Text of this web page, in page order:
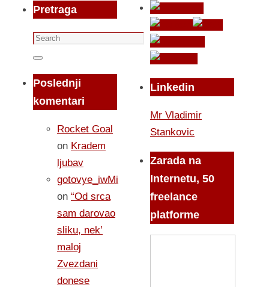
Pretraga
Search
for:
Search
Poslednji
komentari
Rocket Goal
on Kradem
ljubav
gotovye_iwMi
on “Od srca
sam darovao
sliku, nek’
maloj
Zvezdani
donese
Linkedin
Mr Vladimir
Stankovic
Zarada na
Internetu, 50
freelance
platforme